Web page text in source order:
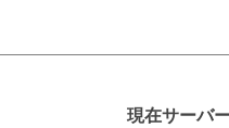
現在サーバ